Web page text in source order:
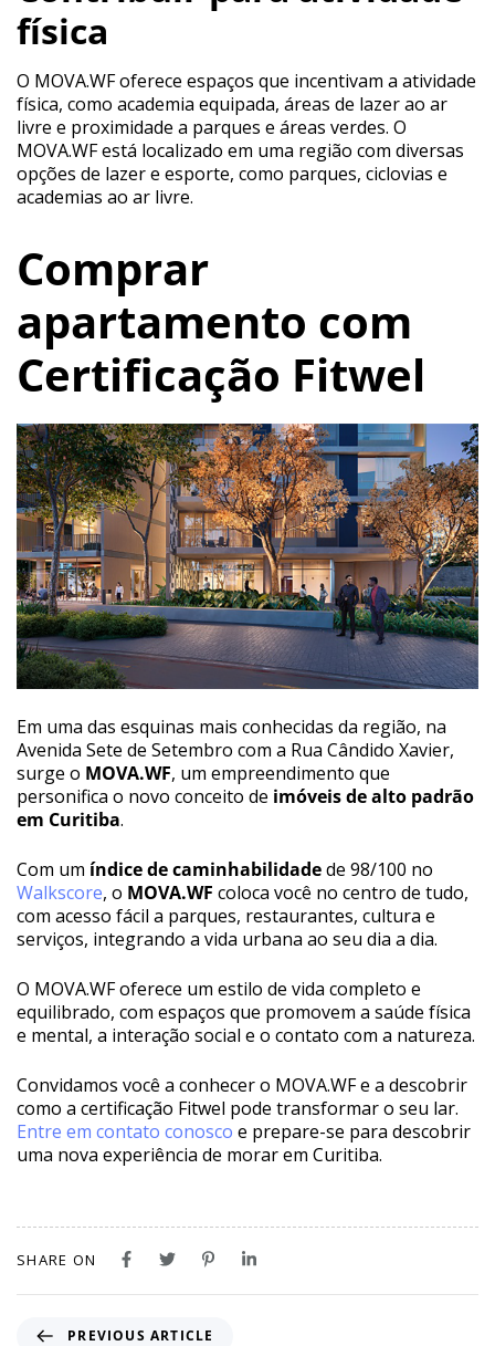
física
O MOVA.WF oferece espaços que incentivam a atividade
física, como academia equipada, áreas de lazer ao ar
livre e proximidade a parques e áreas verdes. O
MOVA.WF está localizado em uma região com diversas
opções de lazer e esporte, como parques, ciclovias e
academias ao ar livre.
Comprar
apartamento com
Certificação Fitwel
Em uma das esquinas mais conhecidas da região, na
Avenida Sete de Setembro com a Rua Cândido Xavier,
surge o MOVA.WF, um empreendimento que
personifica o novo conceito de imóveis de alto padrão
em Curitiba.
Com um índice de caminhabilidadede 98/100 no
Walkscore, o MOVA.WF coloca você no centro de tudo,
com acesso fácil a parques, restaurantes, cultura e
serviços, integrando a vida urbana ao seu dia a dia.
O MOVA.WF oferece um estilo de vida completo e
equilibrado, com espaços que promovem a saúde física
e mental, a interação social e o contato com a natureza.
Convidamos você a conhecer o MOVA.WF e a descobrir
como a certificação Fitwel pode transformar o seu lar.
Entre em contato conosco e prepare-se para descobrir
uma nova experiência de morar em Curitiba.
SHARE ON
PREVIOUS ARTICLE